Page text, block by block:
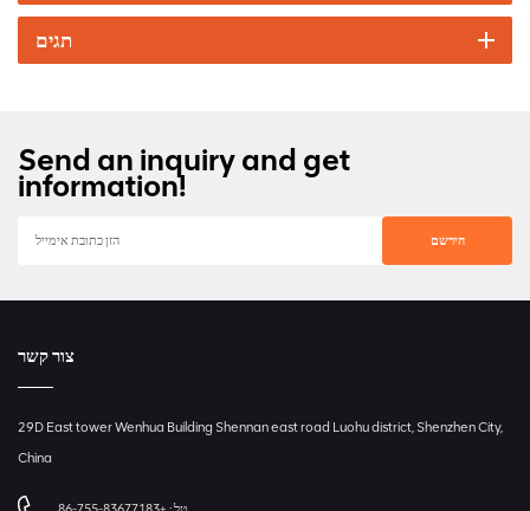
תגים
Send an inquiry and get
information!
צור קשר
29D East tower Wenhua Building Shennan east road Luohu district, Shenzhen City,
China